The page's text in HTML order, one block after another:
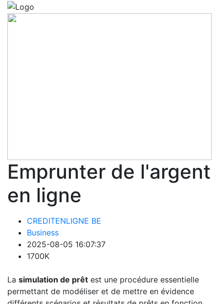
Emprunter de l'argent
en ligne
CREDITENLIGNE BE
Business
2025-08-05 16:07:37
1700K
La simulation de prêt est une procédure essentielle
permettant de modéliser et de mettre en évidence